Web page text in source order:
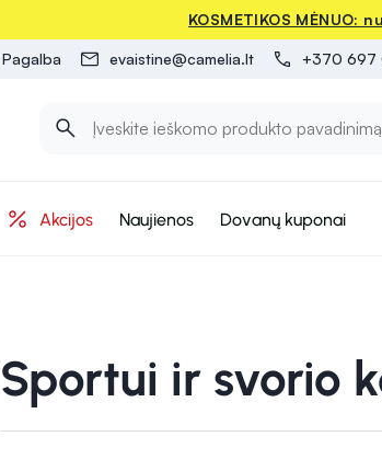
KOSMETIKOS MĖNUO:
Pagalba evaistine@camelia.lt +370 697
Akcijos Naujienos Dovanų kuponai
Sportui ir svorio